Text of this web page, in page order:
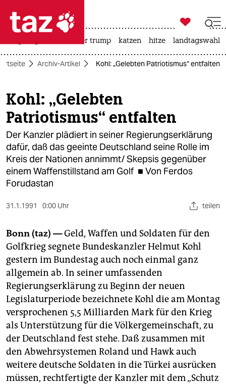
 taz zahl ich
taz zahl ich
themen
politik
öko
gesellschaft
kultur
sport
berlin
nord
wahrheit
verlag
verlag
veranstaltungen
shop
fragen & hilfe

taz zahl ich
usa unter trump katzen hitze landtagswahl
Archiv-Artikel Kohl: „Gelebten Patriotismus“ entfalten
Kohl: „Gelebten
Patriotismus“ entfalten
Der Kanzler plädiert in seiner Regierungserklärung
dafür, daß das geeinte Deutschland seine Rolle im
Kreis der Nationen annimmt/ Skepsis gegenüber
einem Waffenstillstand am Golf ■ Von Ferdos
Forudastan
31.1.1991 0:00 Uhr teilen
Bonn (taz) —Geld, Waffen und Soldaten für den
Golfkrieg segnete Bundeskanzler Helmut Kohl
gestern im Bundestag auch noch einmal ganz
allgemein ab. In seiner umfassenden
Regierungserklärung zu Beginn der neuen
Legislaturperiode bezeichnete Kohl die am Montag
versprochenen 5,5 Milliarden Mark für den Krieg
als Unterstützung für die Völkergemeinschaft, zu
der Deutschland fest stehe. Daß zusammen mit
den Abwehrsystemen Roland und Hawk auch
weitere deutsche Soldaten in die Türkei ausrücken
müssen, rechtfertigte der Kanzler mit dem „Schutz